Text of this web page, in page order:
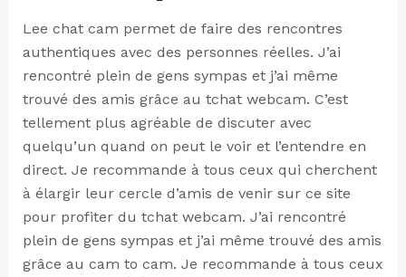
Lee chat cam permet de faire des rencontres
authentiques avec des personnes réelles. J’ai
rencontré plein de gens sympas et j’ai même
trouvé des amis grâce au tchat webcam. C’est
tellement plus agréable de discuter avec
quelqu’un quand on peut le voir et l’entendre en
direct. Je recommande à tous ceux qui cherchent
à élargir leur cercle d’amis de venir sur ce site
pour profiter du tchat webcam. J’ai rencontré
plein de gens sympas et j’ai même trouvé des amis
grâce au cam to cam. Je recommande à tous ceux